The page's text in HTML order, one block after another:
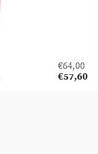
€64,00
Original
€57,60